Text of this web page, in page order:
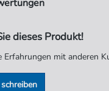
00:48
Jürgen Knuth
dieses Produkt!
Erfahrungen mit anderen